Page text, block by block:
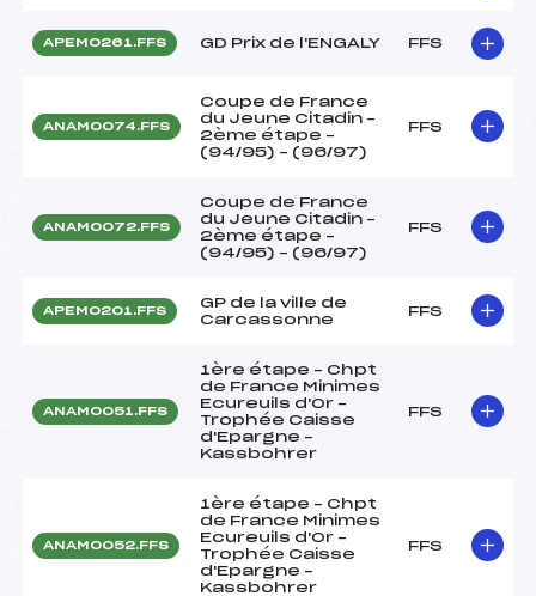
APEM0261.FFS GD Prix de l'ENGALY FFS
ANAM0074.FFS
Coupe de France
du Jeune Citadin –
2ème étape –
(94/95) – (96/97)
FFS
ANAM0072.FFS
Coupe de France
du Jeune Citadin –
2ème étape –
(94/95) – (96/97)
FFS
APEM0201.FFS
GP de la ville de
Carcassonne
FFS
ANAM0051.FFS
1ère étape – Chpt
de France Minimes
Ecureuils d'Or –
Trophée Caisse
d'Epargne –
Kassbohrer
FFS
ANAM0052.FFS
1ère étape – Chpt
de France Minimes
Ecureuils d'Or –
Trophée Caisse
d'Epargne –
Kassbohrer
FFS